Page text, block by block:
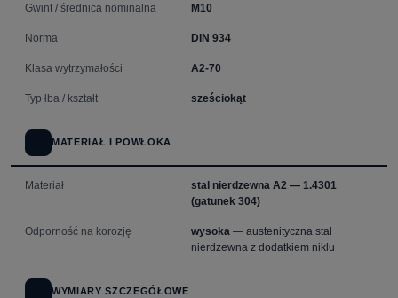
Gwint / średnica nominalna M10
Norma DIN 934
Klasa wytrzymałości A2-70
Typ łba / kształt sześciokąt
MATERIAŁ I POWŁOKA
Materiał
stal nierdzewna A2 — 1.4301
(gatunek 304)
Odporność na korozję wysoka — austenityczna stal
nierdzewna z dodatkiem niklu
WYMIARY SZCZEGÓŁOWE